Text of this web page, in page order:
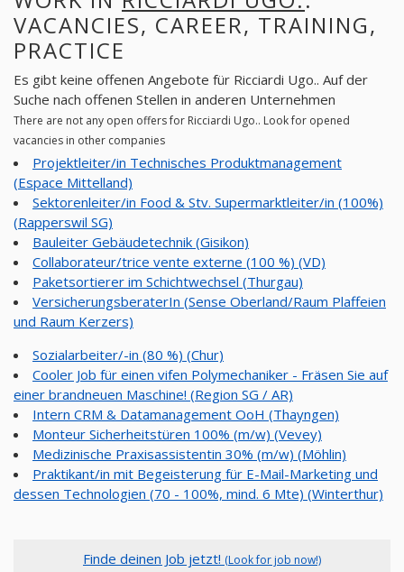
VACANCIES, CAREER, TRAINING,
PRACTICE
Es gibt keine offenen Angebote für Ricciardi Ugo.. Auf der
Suche nach offenen Stellen in anderen Unternehmen
There are not any open offers for Ricciardi Ugo.. Look for opened
vacancies in other companies
Projektleiter/in Technisches Produktmanagement
(Espace Mittelland)
Sektorenleiter/in Food & Stv. Supermarktleiter/in (100%)
(Rapperswil SG)
Bauleiter Gebäudetechnik (Gisikon)
Collaborateur/trice vente externe (100 %) (VD)
Paketsortierer im Schichtwechsel (Thurgau)
VersicherungsberaterIn (Sense Oberland/Raum Plaffeien
und Raum Kerzers)
Sozialarbeiter/-in (80 %) (Chur)
Cooler Job für einen vifen Polymechaniker - Fräsen Sie auf
einer brandneuen Maschine! (Region SG / AR)
Intern CRM & Datamanagement OoH (Thayngen)
Monteur Sicherheitstüren 100% (m/w) (Vevey)
Medizinische Praxisassistentin 30% (m/w) (Möhlin)
Praktikant/in mit Begeisterung für E-Mail-Marketing und
dessen Technologien (70 - 100%, mind. 6 Mte) (Winterthur)
Finde deinen Job jetzt! (Look for job now!)